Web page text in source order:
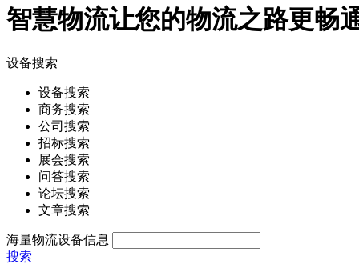
智慧物流让您的物流之路更畅
设备搜索
设备搜索
商务搜索
公司搜索
招标搜索
展会搜索
问答搜索
论坛搜索
文章搜索
海量物流设备信息
搜索